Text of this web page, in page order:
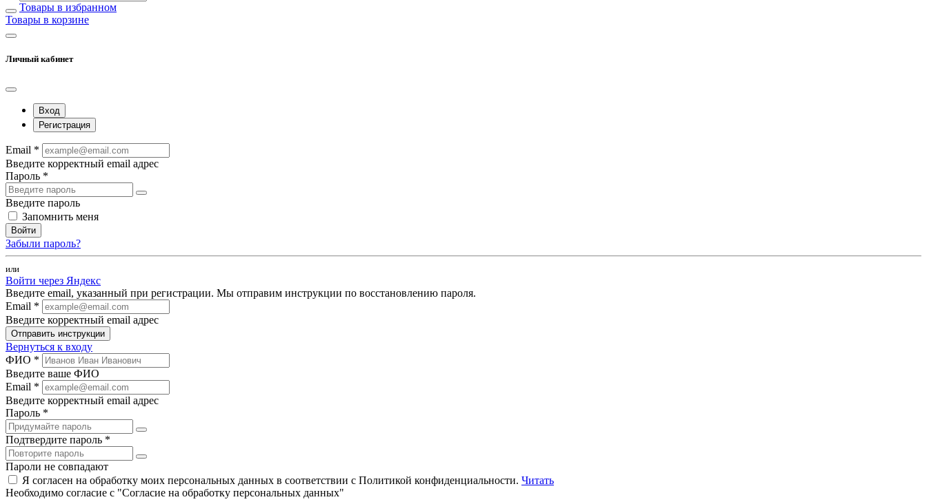
Товары в избранном
Товары в корзине
Личный кабинет
Вход
Регистрация
Email *
Введите корректный email адрес
Пароль *
Введите пароль
Запомнить меня
Войти
Забыли пароль?
или
Войти через Яндекс
Введите email, указанный при регистрации. Мы отправим инструкции по восстановлению пароля.
Email *
Введите корректный email адрес
Отправить инструкции
Вернуться к входу
ФИО *
Введите ваше ФИО
Email *
Введите корректный email адрес
Пароль *
Подтвердите пароль *
Пароли не совпадают
Я согласен на обработку моих персональных данных в соответствии с Политикой конфиденциальности. Читать
Необходимо согласие с "Согласие на обработку персональных данных"